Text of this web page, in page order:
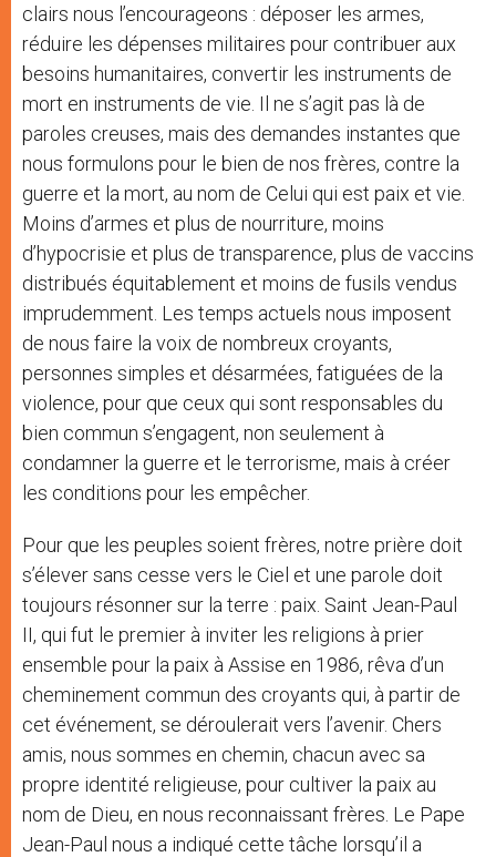
clairs nous l’encourageons : déposer les armes,
réduire les dépenses militaires pour contribuer aux
besoins humanitaires, convertir les instruments de
mort en instruments de vie. Il ne s’agit pas là de
paroles creuses, mais des demandes instantes que
nous formulons pour le bien de nos frères, contre la
guerre et la mort, au nom de Celui qui est paix et vie.
Moins d’armes et plus de nourriture, moins
d’hypocrisie et plus de transparence, plus de vaccins
distribués équitablement et moins de fusils vendus
imprudemment. Les temps actuels nous imposent
de nous faire la voix de nombreux croyants,
personnes simples et désarmées, fatiguées de la
violence, pour que ceux qui sont responsables du
bien commun s’engagent, non seulement à
condamner la guerre et le terrorisme, mais à créer
les conditions pour les empêcher.
Pour que les peuples soient frères, notre prière doit
s’élever sans cesse vers le Ciel et une parole doit
toujours résonner sur la terre : paix. Saint Jean-Paul
II, qui fut le premier à inviter les religions à prier
ensemble pour la paix à Assise en 1986, rêva d’un
cheminement commun des croyants qui, à partir de
cet événement, se déroulerait vers l’avenir. Chers
amis, nous sommes en chemin, chacun avec sa
propre identité religieuse, pour cultiver la paix au
nom de Dieu, en nous reconnaissant frères. Le Pape
Jean-Paul nous a indiqué cette tâche lorsqu’il a